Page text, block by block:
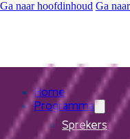
Ga naar hoofdinhoud Ga
Home
Programma
Sprekers